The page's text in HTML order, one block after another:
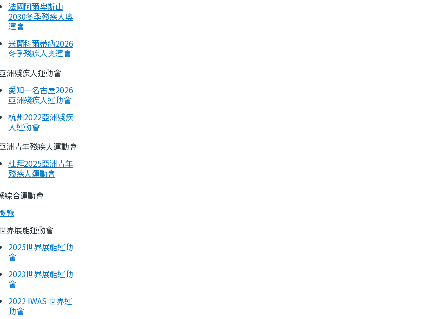
法國阿爾卑斯山
2030冬季殘疾人奧
運會
米蘭科爾蒂納2026
冬季殘疾人奧運會
洲殘疾人運動會
愛知—名古屋2026
亞洲殘疾人運動會
杭州2022亞洲殘疾
人運動會
洲青年殘疾人運動會
杜拜2025亞洲青年
殘疾人運動會
綜合運動會
覽
界展能運動會
2025世界展能運動
會
2023世界展能運動
會
2022 IWAS 世界運
動會